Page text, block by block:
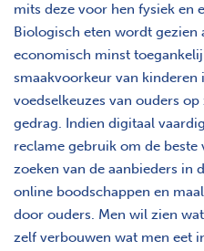
mits deze voor hen fysiek en
Biologisch eten wordt gezien
economisch minst
smaakvoorkeur van kinderen
voedselkeuzes van ouders
gedrag. Indien digitaal
reclame gebruik om de beste
zoeken van de aanbieders in
online boodschappen en
door ouders. Men wil zien
zelf verbouwen wat men eet